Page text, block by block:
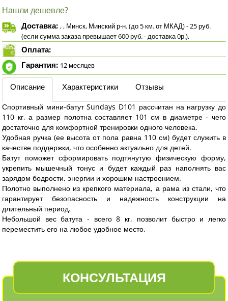
Нашли дешевле?
Доставка: , , Минск, Минский р-н. (до 5 км. от МКАД) - 25 руб.
(если сумма заказа превышает 600 руб. - доставка 0р.),
Оплата:
Гарантия: 12 месяцев
Описание Характеристики Отзывы
Спортивный мини-батут Sundays D101 рассчитан на нагрузку до
110 кг, а размер полотна составляет 101 см в диаметре - чего
достаточно для комфортной тренировки одного человека.
Удобная ручка (ее высота от пола равна 110 см) будет служить в
качестве поддержки, что особенно актуально для детей.
Батут поможет сформировать подтянутую физическую форму,
укрепить мышечный тонус и будет каждый раз наполнять вас
зарядом бодрости, энергии и хорошим настроением.
Полотно выполнено из крепкого материала, а рама из стали, что
гарантирует безопасность и надежность конструкции на
длительный период.
Небольшой вес батута - всего 8 кг, позволит быстро и легко
переместить его на любое удобное место.
КОНСУЛЬТАЦИЯ